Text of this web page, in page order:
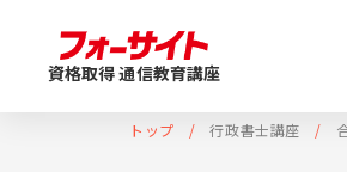
資格取得 通信教育講座
トップ 行政書士講座